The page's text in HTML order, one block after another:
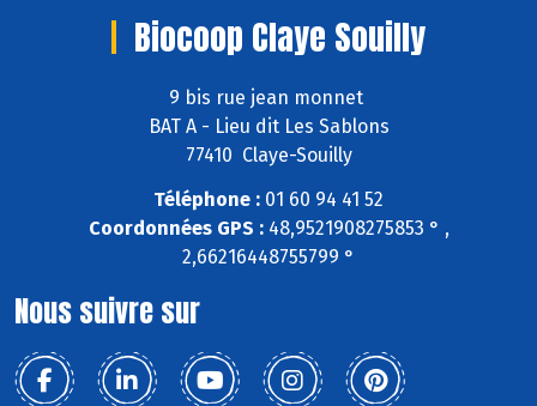
Biocoop Claye Souilly
9 bis rue jean monnet
BAT A - Lieu dit Les Sablons
77410 Claye-Souilly
Téléphone : 01 60 94 41 52
Coordonnées GPS :48,9521908275853 ° ,
2,66216448755799 °
Nous suivre sur